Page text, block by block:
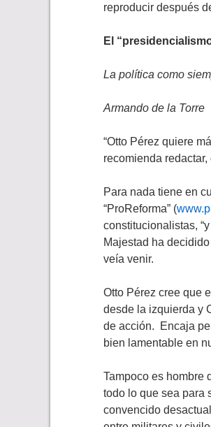
reproducir después
El
La política como
Armando de la Torre
“Otto Pérez quiere
recomienda
Para nada tiene en
“ProReforma” (
constitucionalistas,
Majestad ha
veía venir.
Otto Pérez cree que
desde la izquierda y
de acción. Encaja
bien lamentable en
Tampoco es hombre
todo lo que sea para
convencido